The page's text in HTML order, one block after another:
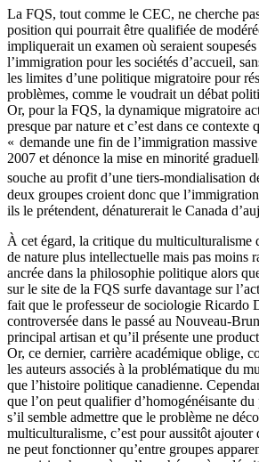
La FQS, tout comme le CEC, ne cherche
position qui pourrait être qualifiée de
impliquerait un examen où seraient
l’immigration pour les sociétés d’accueil,
les limites d’une politique migratoire pour
problèmes, comme le voudrait un débat
Or, pour la FQS, la dynamique migratoire
presque par nature et c’est dans ce contexte
« demande une fin de l’immigration
2007 et dénonce la mise en minorité
souche au profit d’une tiers-mondialisation
deux groupes croient donc que
ils le prétendent, dénaturerait le Canada
À cet égard, la critique du multiculturalisme
de nature plus intellectuelle mais pas moins
ancrée dans la philosophie politique alors
sur le site de la FQS surfe davantage sur
fait que le professeur de sociologie Ricardo
controversée dans le passé au Nouveau-
principal artisan et qu’il présente une
Or, ce dernier, carrière académique oblige,
les auteurs associés à la problématique du
que l’histoire politique canadienne.
que l’on peut qualifier d’homogénéisante
s’il semble admettre que le problème ne
multiculturalisme, c’est pour aussitôt
ne peut fonctionner qu’entre groupes